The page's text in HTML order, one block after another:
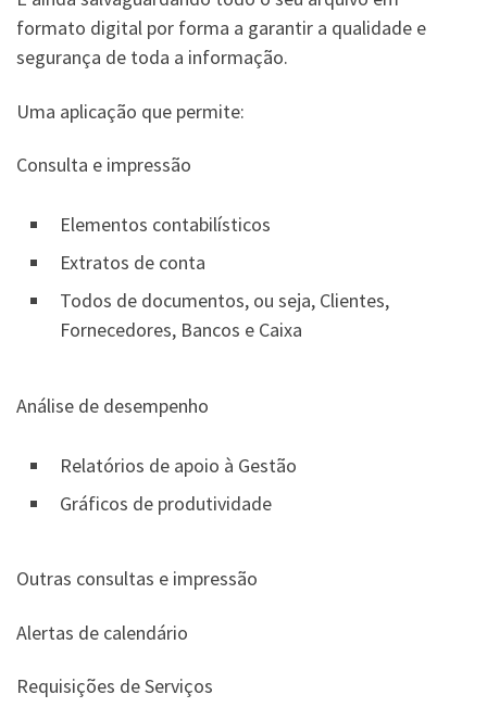
formato digital por forma a garantir a qualidade e
segurança de toda a informação.
Uma aplicação que permite:
Consulta e impressão
Elementos contabilísticos
Extratos de conta
Todos de documentos, ou seja, Clientes,
Fornecedores, Bancos e Caixa
Análise de desempenho
Relatórios de apoio à Gestão
Gráficos de produtividade
Outras consultas e impressão
Alertas de calendário
Requisições de Serviços